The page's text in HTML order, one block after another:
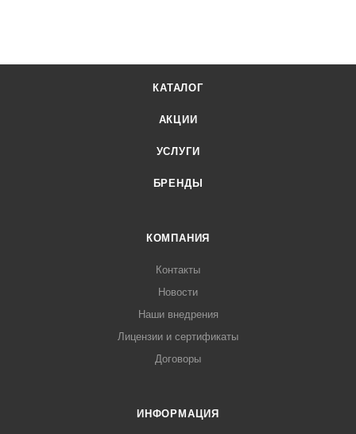
КАТАЛОГ
АКЦИИ
УСЛУГИ
БРЕНДЫ
КОМПАНИЯ
Контакты
Новости
Наши внедрения
Лицензии и сертификаты
Договоры
ИНФОРМАЦИЯ